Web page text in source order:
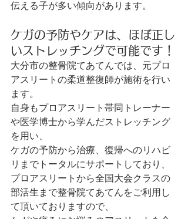
伝える子が多い傾向があります。
ケガの予防やケアは、ほぼ正し
いストレッチングで可能です！
大分市の整骨院てあてんでは、元プロ
アスリートの柔道整復師が施術を行い
ます。
自身もプロアスリート帯同トレーナー
や医学博士から学んだストレッチング
を用い、
ケガの予防から治療、復帰へのリハビ
リまでトータルにサポートしており、
プロアスリートから全国大会クラスの
部活生まで整骨院てあてんをご利用し
て頂いておりますので、